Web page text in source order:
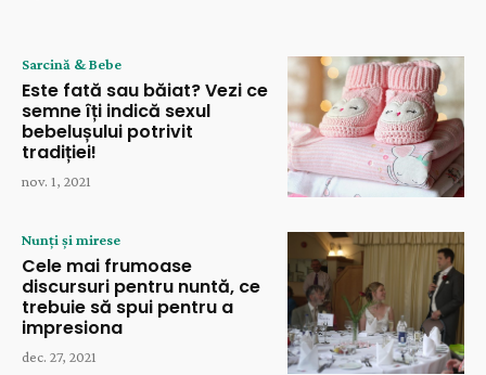
Sarcină & Bebe
Este fată sau băiat? Vezi ce
semne îți indică sexul
bebelușului potrivit
tradiției!
nov. 1, 2021
Nunți și mirese
Cele mai frumoase
discursuri pentru nuntă, ce
trebuie să spui pentru a
impresiona
dec. 27, 2021